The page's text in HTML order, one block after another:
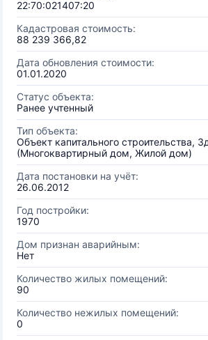
22:70:021407:20
Кадастровая стоимость:
88 239 366,82
Дата обновления стоимости:
01.01.2020
Статус объекта:
Ранее учтенный
Тип объекта:
Объект капитального строительства,
(Многоквартирный дом, Жилой дом)
Дата постановки на учёт:
26.06.2012
Год постройки:
1970
Дом признан аварийным:
Нет
Количество жилых помещений:
90
Количество нежилых помещений:
0